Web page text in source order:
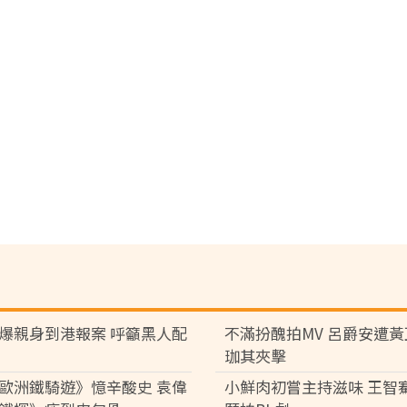
親身到港報案 呼籲黑人配
不滿扮醜拍MV 呂爵安遭
珈其夾擊
洲鐵騎遊》憶辛酸史 袁偉
小鮮肉初嘗主持滋味 王智